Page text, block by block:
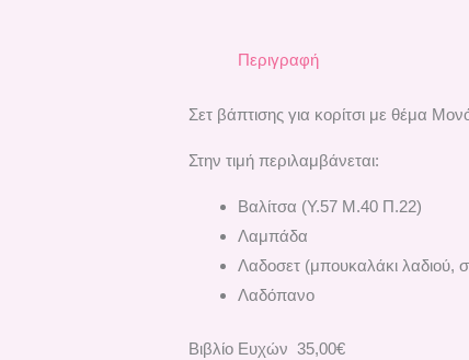
Περιγραφή
Σετ βάπτισης για κορίτσι με θέμα
Στην τιμή περιλαμβάνεται:
Βαλίτσα (Υ.57 Μ.40 Π.22)
Λαμπάδα
Λαδοσετ (μπουκαλάκι λαδιού,
Λαδόπανο
Βιβλίο Ευχών 35,00€